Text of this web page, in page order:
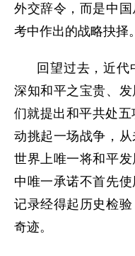
外交辞令，而是中
考中作出的战略抉择。
回望过去，近代
深知和平之宝贵、
们就提出和平共处
动挑起一场战争，
世界上唯一将和平
中唯一承诺不首先
记录经得起历史检
奇迹。